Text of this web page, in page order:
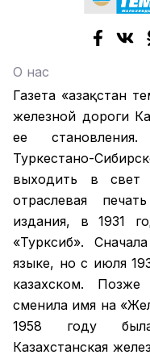
О нас
Газета «Қазақстан
железной дороги
ее
Туркестано-
выходить в свет
отраслевая
издания, в 1931
«Турксиб».
языке, но с июля
казахском.
сменила имя на
1958 году
Казахстанская